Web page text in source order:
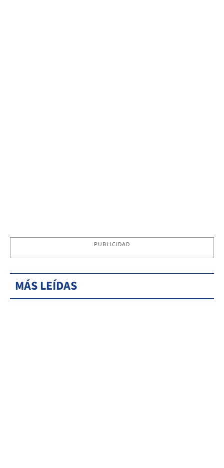
PUBLICIDAD
MÁS LEÍDAS